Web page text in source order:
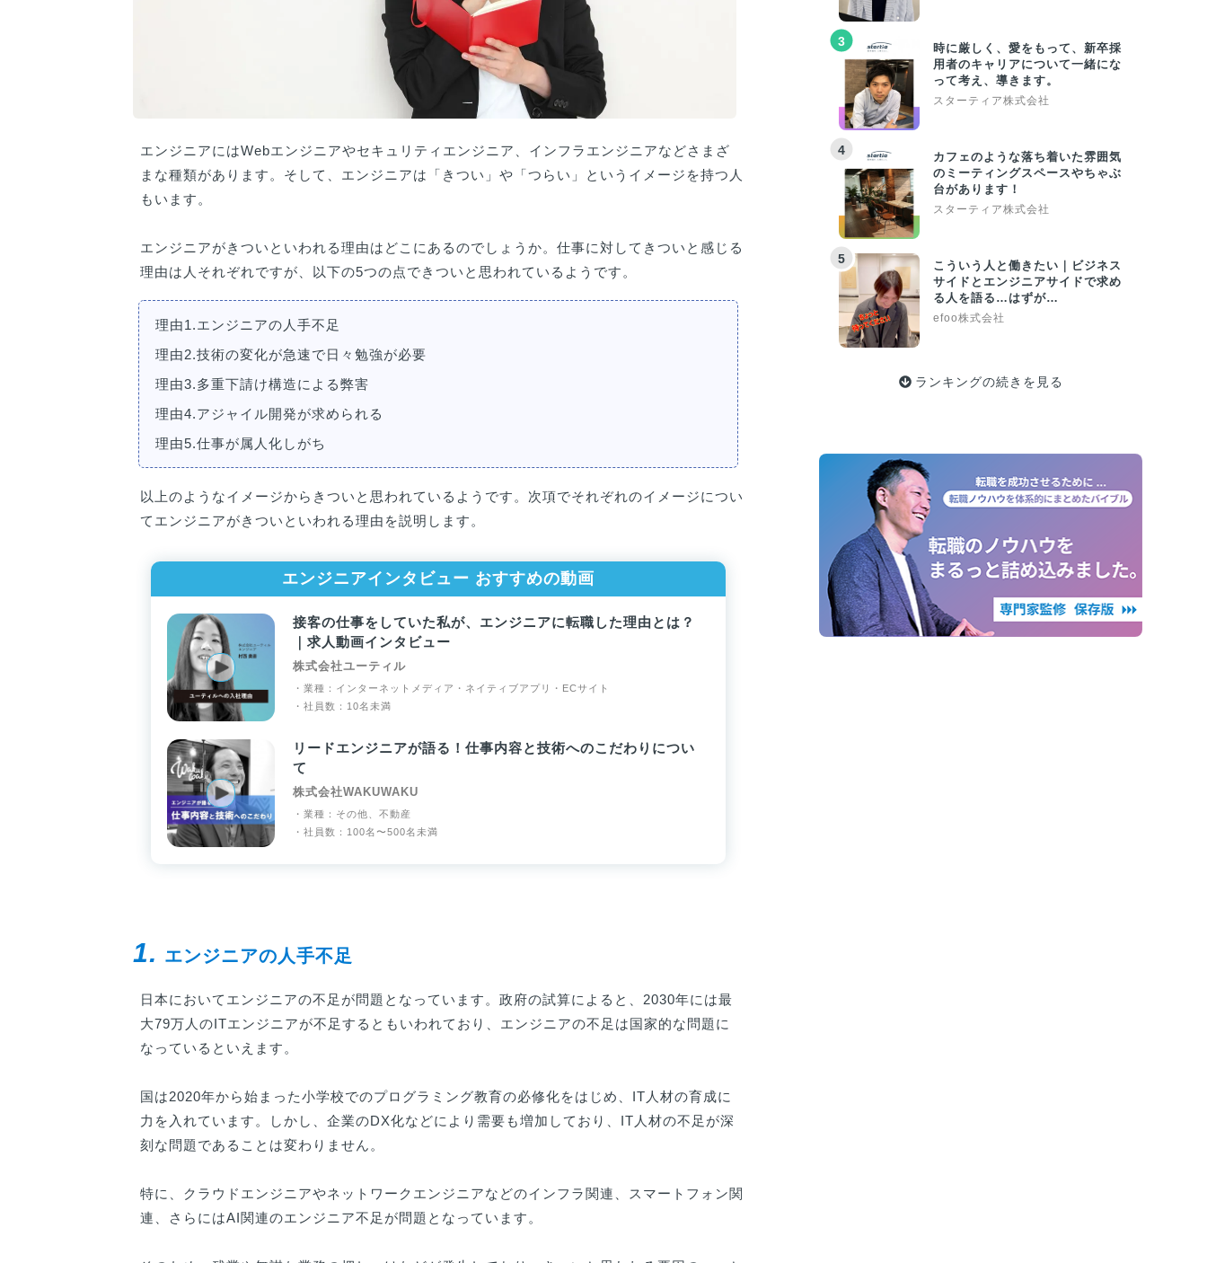
エンジニアにはWebエンジニアやセキュリティエンジニア、インフラエンジニアなどさまざ
まな種類があります。そして、エンジニアは「きつい」や「つらい」というイメージを持つ人
もいます。
エンジニアがきついといわれる理由はどこにあるのでしょうか。仕事に対してきついと感じる
理由は人それぞれですが、以下の5つの点できついと思われているようです。
理由1.エンジニアの人手不足
理由2.技術の変化が急速で日々勉強が必要
理由3.多重下請け構造による弊害
理由4.アジャイル開発が求められる
理由5.仕事が属人化しがち
以上のようなイメージからきついと思われているようです。次項でそれぞれのイメージについ
てエンジニアがきついといわれる理由を説明します。
エンジニアインタビュー おすすめの動画
接客の仕事をしていた私が、エンジニアに転職した理由とは？
｜求人動画インタビュー
株式会社ユーティル
・業種：インターネットメディア・ネイティブアプリ・ECサイト
・社員数：10名未満
リードエンジニアが語る！仕事内容と技術へのこだわりについ
て
株式会社WAKUWAKU
・業種：その他、不動産
・社員数：100名〜500名未満
1. エンジニアの人手不足
日本においてエンジニアの不足が問題となっています。政府の試算によると、2030年には最
大79万人のITエンジニアが不足するともいわれており、エンジニアの不足は国家的な問題に
なっているといえます。
国は2020年から始まった小学校でのプログラミング教育の必修化をはじめ、IT人材の育成に
力を入れています。しかし、企業のDX化などにより需要も増加しており、IT人材の不足が深
刻な問題であることは変わりません。
特に、クラウドエンジニアやネットワークエンジニアなどのインフラ関連、スマートフォン関
連、さらにはAI関連のエンジニア不足が問題となっています。
3
時に厳しく、愛をもって、新卒採
用者のキャリアについて一緒にな
って考え、導きます。
スターティア株式会社
4
カフェのような落ち着いた雰囲気
のミーティングスペースやちゃぶ
台があります！
スターティア株式会社
5
こういう人と働きたい｜ビジネス
サイドとエンジニアサイドで求め
る人を語る…はずが…
efoo株式会社
ランキングの続きを見る